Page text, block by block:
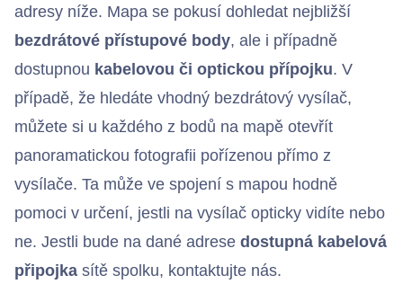
Chci se připojit
adresy níže. Mapa se pokusí dohledat nejbližší
bezdrátové přístupové body, ale i případně
dostupnou kabelovou či optickou přípojku. V
případě, že hledáte vhodný bezdrátový vysílač,
můžete si u každého z bodů na mapě otevřít
panoramatickou fotografii pořízenou přímo z
vysílače. Ta může ve spojení s mapou hodně
pomoci v určení, jestli na vysílač opticky vidíte nebo
ne. Jestli bude na dané adrese dostupná kabelová
připojka sítě spolku, kontaktujte nás.